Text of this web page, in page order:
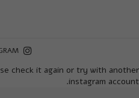
check it again or try with another
instagram account.